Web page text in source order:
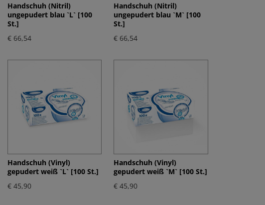
Handschuh (Nitril)
ungepudert blau `L` [100
St.]
€ 66,54
Handschuh (Nitril)
ungepudert blau `M` [100
St.]
€ 66,54
Handschuh (Vinyl)
gepudert weiß `L` [100 St.]
€ 45,90
Handschuh (Vinyl)
gepudert weiß `M` [100 St.]
€ 45,90